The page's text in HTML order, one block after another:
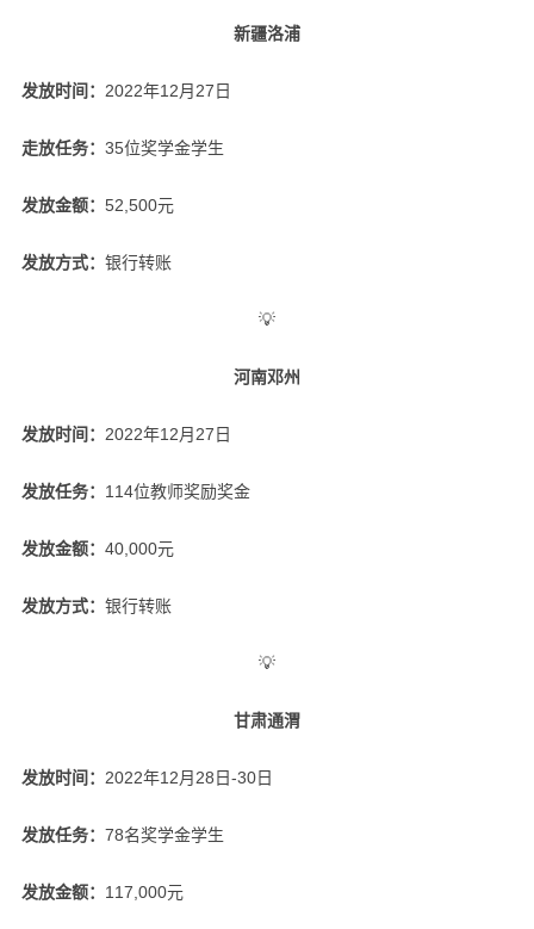
新疆洛浦
发放时间： 2022年12月27日
走放任务： 35位奖学金学生
发放金额： 52,500元
发放方式： 银行转账
💡
河南邓州
发放时间： 2022年12月27日
发放任务： 114位教师奖励奖金
发放金额： 40,000元
发放方式： 银行转账
💡
甘肃通渭
发放时间： 2022年12月28日-30日
发放任务： 78名奖学金学生
发放金额： 117,000元